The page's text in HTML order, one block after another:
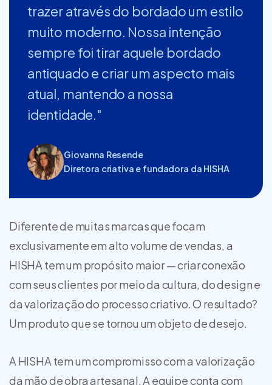
trazer através do bordado um estilo
muito moderno. Nossa intenção
sempre foi tirar aquele bordado
antiquado e criar um aspecto mais
atual, mantendo a nossa
identidade."
Giovanna Resende
Diretora criativa e fundadora da HISHA
Diferente de muitas marcas que focam
exclusivamente em alto volume de vendas, a
HISHA tem um propósito maior — criar conexão
com seus clientes por meio da cultura, do design e
da valorização do processo criativo. O resultado?
Um produto que se tornou um objeto de desejo.
A HISHA tem um compromisso com a valorização
da mão de obra artesanal. A equipe conta com